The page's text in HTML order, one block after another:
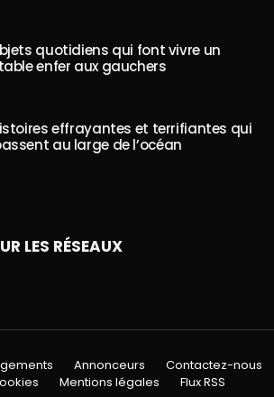
quotidiens qui font vivre un
enfer aux gauchers
effrayantes et terrifiantes qui
au large de l’océan
LES RÉSEAUX
Annonceurs
Contactez-nous
Mentions légales Flux RSS